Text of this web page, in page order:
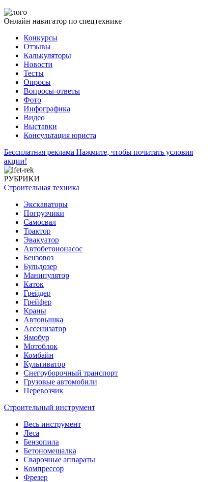
Онлайн навигатор по спецтехнике
Конкурсы
Отзывы
Калькуляторы
Новости
Тесты
Опросы
Вопросы-ответы
Фото
Инфографика
Видео
Выставки
Консультация юриста
Бессплатная реклама Нажмите, чтобы почитать условия
акции!
РУБРИКИ
Строительная техника
Экскаваторы
Погрузчики
Самосвал
Трактор
Эвакуатор
Автобетононасос
Бензовоз
Бульдозер
Манипулятор
Каток
Грейдер
Грейфер
Краны
Автовышка
Ассенизатор
Ямобур
Мотоблок
Комбайн
Культиватор
Снегоуборочный транспорт
Грузовые автомобили
Перевозчик
Строительный инструмент
Весь инструмент
Леса
Бензопила
Бетономешалка
Сварочные аппараты
Компрессор
Фрезер